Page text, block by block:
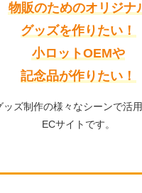
物販のためのオリジナ
グッズを作りたい！
小ロットOEMや
記念品が作りたい！
ッズ制作の様々なシーンで活
ECサイトです。